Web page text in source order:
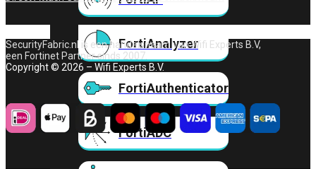
FortiAnalyzer
FortiAuthenticator
FortiADC
SecurityFabric.nl is een handelsnaam van Wifi Experts B.V,
een Fortinet Partner sinds 2007.
Copyright © 2026 – Wifi Experts B.V.